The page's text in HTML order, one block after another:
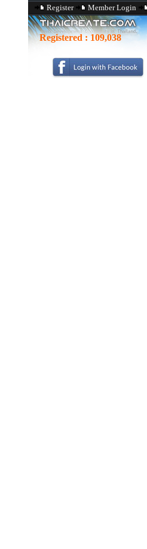
Register Member Login
Registered : 109,038